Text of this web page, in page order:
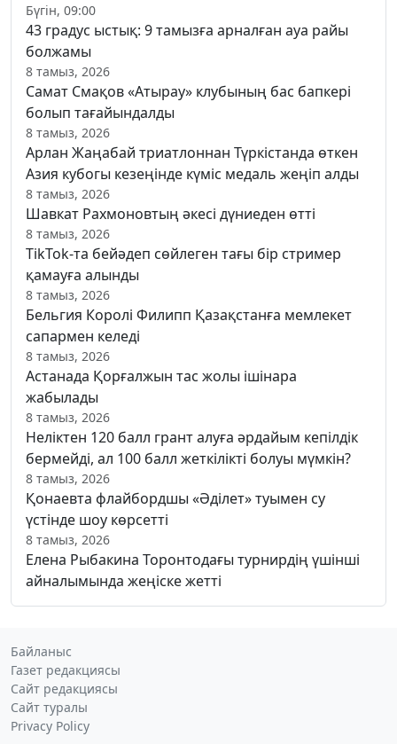
Бүгін, 09:00
43 градус ыстық: 9 тамызға арналған ауа райы
болжамы
8 тамыз, 2026
Самат Смақов «Атырау» клубының бас бапкері
болып тағайындалды
8 тамыз, 2026
Арлан Жаңабай триатлоннан Түркістанда өткен
Азия кубогы кезеңінде күміс медаль жеңіп алды
8 тамыз, 2026
Шавкат Рахмоновтың әкесі дүниеден өтті
8 тамыз, 2026
TikTok-та бейәдеп сөйлеген тағы бір стример
қамауға алынды
8 тамыз, 2026
Бельгия Королі Филипп Қазақстанға мемлекет
сапармен келеді
8 тамыз, 2026
Астанада Қорғалжын тас жолы ішінара
жабылады
8 тамыз, 2026
Неліктен 120 балл грант алуға әрдайым кепілдік
бермейді, ал 100 балл жеткілікті болуы мүмкін?
8 тамыз, 2026
Қонаевта флайбордшы «Әділет» туымен су
үстінде шоу көрсетті
8 тамыз, 2026
Елена Рыбакина Торонтодағы турнирдің үшінші
айналымында жеңіске жетті
Байланыс
Газет редакциясы
Сайт редакциясы
Сайт туралы
Privacy Policy